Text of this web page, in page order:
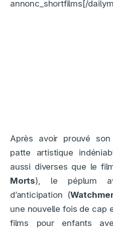
annonc_shortfilms[/
Après avoir prouvé
patte artistique
aussi diverses que le
Morts), le péplum
d’anticipation (
une nouvelle fois de cap
films pour enfants